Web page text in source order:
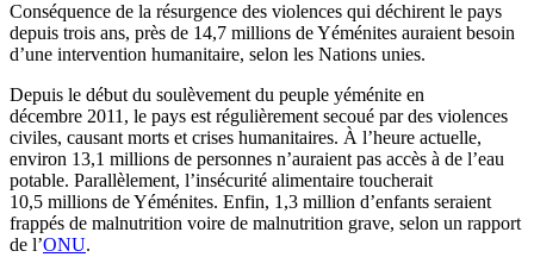
Conséquence de la résurgence des violences qui déchirent le pays
depuis trois ans, près de 14,7 millions de Yéménites auraient besoin
d’une intervention humanitaire, selon les Nations unies.
Depuis le début du soulèvement du peuple yéménite en
décembre 2011, le pays est régulièrement secoué par des violences
civiles, causant morts et crises humanitaires. À l’heure actuelle,
environ 13,1 millions de personnes n’auraient pas accès à de l’eau
potable. Parallèlement, l’insécurité alimentaire toucherait
10,5 millions de Yéménites. Enfin, 1,3 million d’enfants seraient
frappés de malnutrition voire de malnutrition grave, selon un rapport
de l’ONU.